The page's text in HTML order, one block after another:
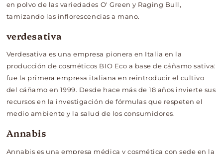
en polvo de las variedades O' Green y Raging Bull,
tamizando las inflorescencias a mano.
verdesativa
Verdesativa es una empresa pionera en Italia en la
producción de cosméticos BIO Eco a base de cáñamo sativa:
fue la primera empresa italiana en reintroducir el cultivo
del cáñamo en 1999. Desde hace más de 18 años invierte sus
recursos en la investigación de fórmulas que respeten el
medio ambiente y la salud de los consumidores.
Annabis
Annabis es una empresa médica y cosmética con sede en la